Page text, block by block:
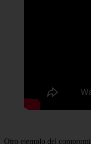
Otro ejemplo del